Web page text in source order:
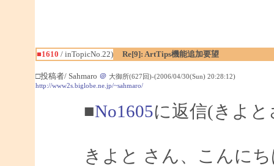
■1610 / inTopicNo.22) Re[9]: ArtTips機能追加要望
□投稿者/ Sahmaro ＠ 大御所(627回)-(2006/04/30(Sun) 20:28:12)
http://www2s.biglobe.ne.jp/~sahmaro/
■No1605に返信(きよ
きよと さん、こんにち